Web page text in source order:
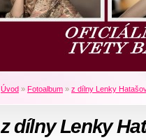
Úvod » Fotoalbum » z dílny Lenky
z dílny Lenky